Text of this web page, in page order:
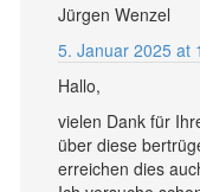
Jürgen Wenzel
5. Januar 2025 at
Hallo,
vielen Dank für
über diese
erreichen dies